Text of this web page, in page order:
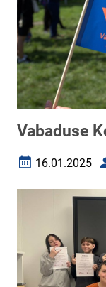
Vabaduse
Loomise kuupäev
16.01.2025